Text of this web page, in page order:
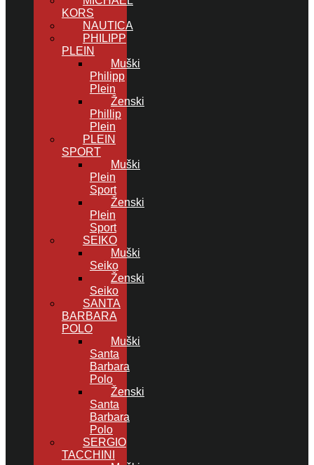
KORS
NAUTICA
PHILIPP
PLEIN
Muški
Philipp
Plein
Ženski
Phillip
Plein
PLEIN
SPORT
Muški
Plein
Sport
Ženski
Plein
Sport
SEIKO
Muški
Seiko
Ženski
Seiko
SANTA
BARBARA
POLO
Muški
Santa
Barbara
Polo
Ženski
Santa
Barbara
Polo
SERGIO
TACCHINI